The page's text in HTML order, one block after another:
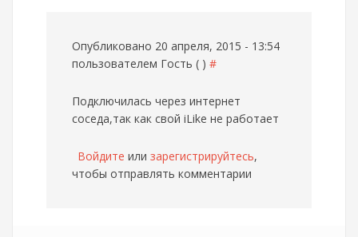
Опубликовано 20 апреля, 2015 - 13:54
пользователем Гость ( ) #
Подключилась через интернет
соседа,так как свой iLike не работает
Войдите или зарегистрируйтесь,
чтобы отправлять комментарии